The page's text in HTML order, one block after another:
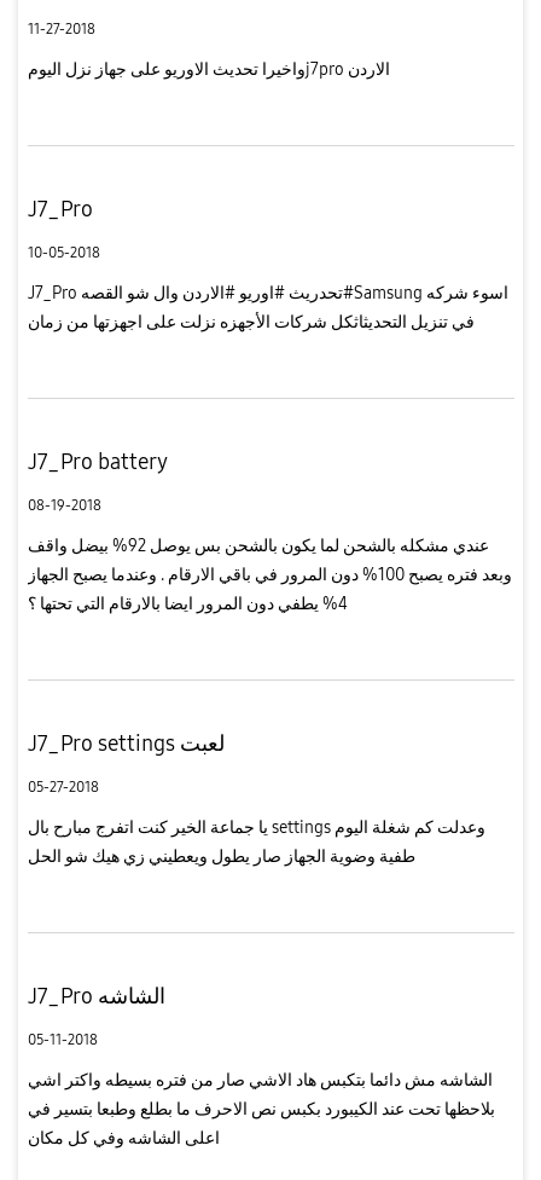
11-27-2018
واخيرا تحديث الاوريو على جهاز نزل اليومj7pro الاردن
J7_Pro
10-05-2018
J7_Pro تحدريث #اوريو #الاردن وال شو القصه#Samsung اسوء شركه
في تنزيل التحديثاثكل شركات الأجهزه نزلت على اجهزتها من زمان
J7_Pro battery
08-19-2018
عندي مشكله بالشحن لما يكون بالشحن بس يوصل 92% بيضل واقف
وبعد فتره يصبح 100% دون المرور في باقي الارقام . وعندما يصبح الجهاز
4% يطفي دون المرور ايضا بالارقام التي تحتها ؟
J7_Pro settings لعبت
05-27-2018
يا جماعة الخير كنت اتفرج مبارح بال settings وعدلت كم شغلة اليوم
طفية وضوية الجهاز صار يطول ويعطيني زي هيك شو الحل
J7_Pro الشاشه
05-11-2018
الشاشه مش دائما بتكبس هاد الاشي صار من فتره بسيطه واكتر اشي
بلاحظها تحت عند الكيبورد بكبس نص الاحرف ما بطلع وطبعا بتسير في
اعلى الشاشه وفي كل مكان